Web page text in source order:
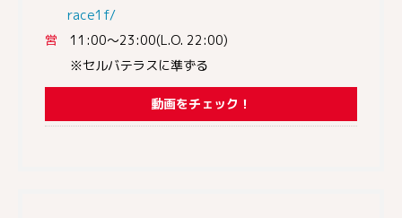
race1f/
営 11:00～23:00(L.O. 22:00)
※セルバテラスに準ずる
動画をチェック！